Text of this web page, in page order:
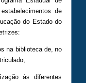
de
do Estado do
na biblioteca de, no
às diferentes